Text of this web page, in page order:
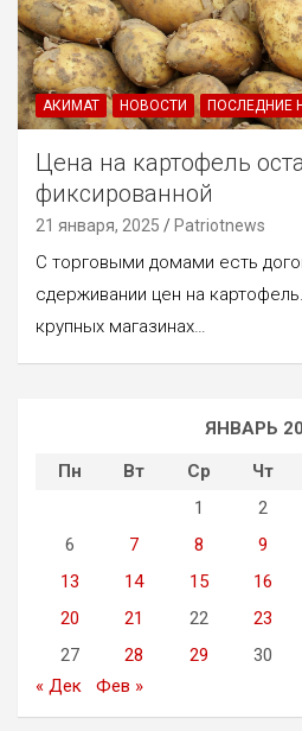
АКИМАТ НОВОСТИ ПОСЛЕДНИЕ
Цена на картофель
фиксированной
21 января, 2025 Patriotnews
С торговыми домами есть
сдерживании цен на
крупных магазинах…
ЯНВАРЬ
Пн
Вт Ср Чт
1
2
6
7 8 9
13
14 15 16
20
21 22 23
27
28 29 30
« Дек
Фев »